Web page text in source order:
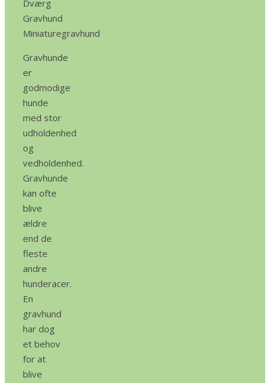
Dværg
Gravhund
Miniaturegravhund
Gravhunde
er
godmodige
hunde
med stor
udholdenhed
og
vedholdenhed.
Gravhunde
kan ofte
blive
ældre
end de
fleste
andre
hunderacer.
En
gravhund
har dog
et behov
for at
blive